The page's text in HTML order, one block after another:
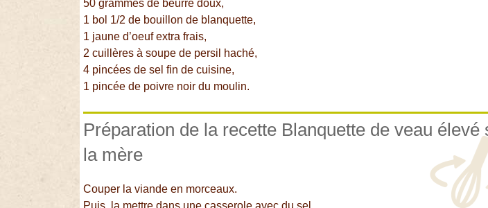
50 grammes de beurre doux,
1 bol 1/2 de bouillon de blanquette,
1 jaune d’oeuf extra frais,
2 cuillères à soupe de persil haché,
4 pincées de sel fin de cuisine,
1 pincée de poivre noir du moulin.
Préparation de la recette Blanquette de veau élevé
la mère
Couper la viande en morceaux.
Puis, la mettre dans une casserole avec du sel.